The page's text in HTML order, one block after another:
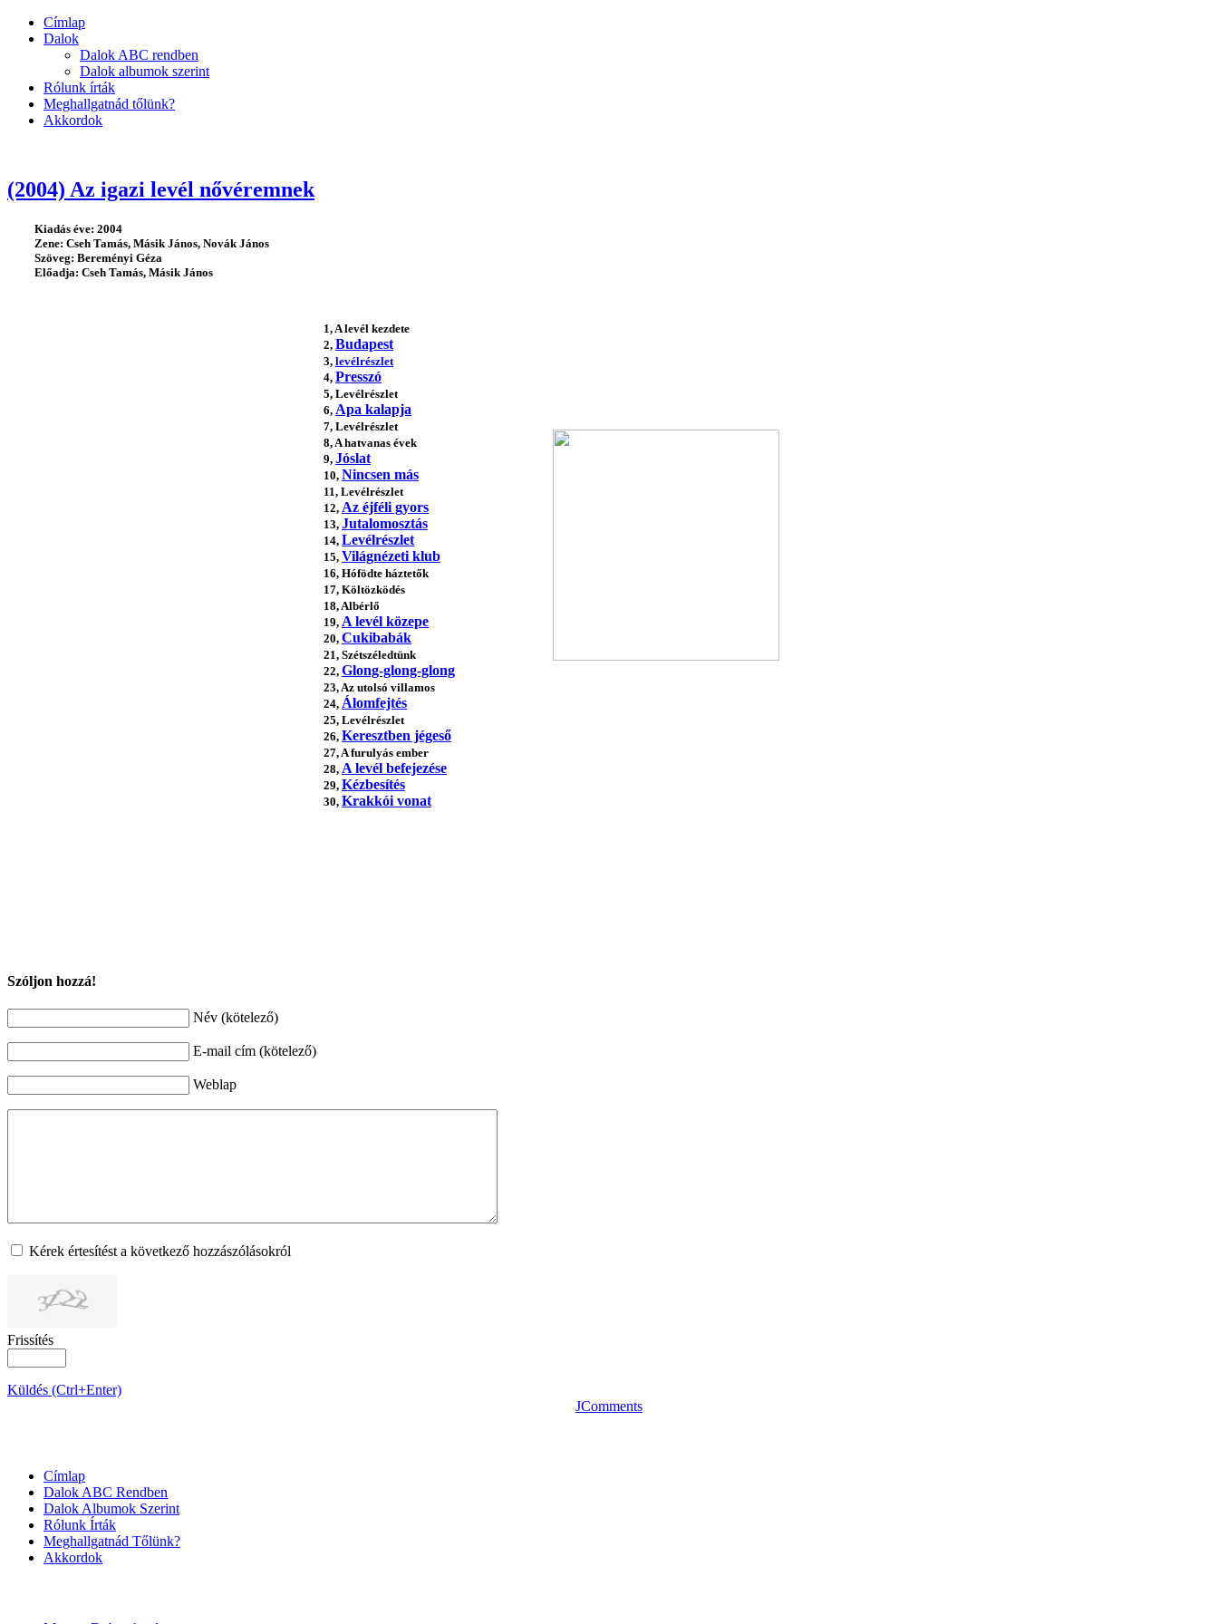
Címlap
Dalok
Dalok ABC rendben
Dalok albumok szerint
Rólunk írták
Meghallgatnád tőlünk?
Akkordok
(2004) Az igazi levél nővéremnek
Kiadás éve: 2004
Zene: Cseh Tamás, Másik János, Novák János
Szöveg: Bereményi Géza
Előadja: Cseh Tamás, Másik János
1, A levél kezdete
2, Budapest
3, levélrészlet
4, Presszó
5, Levélrészlet
6, Apa kalapja
7, Levélrészlet
8, A hatvanas évek
9, Jóslat
10, Nincsen más
11, Levélrészlet
12, Az éjféli gyors
13, Jutalomosztás
14, Levélrészlet
15, Világnézeti klub
16, Hófödte háztetők
17, Költözködés
18, Albérlő
19, A levél közepe
20, Cukibabák
21, Szétszéledtünk
22, Glong-glong-glong
23, Az utolsó villamos
24, Álomfejtés
25, Levélrészlet
26, Keresztben jégeső
27, A furulyás ember
28, A levél befejezése
29, Kézbesítés
30, Krakkói vonat
Szóljon hozzá!
Név (kötelező)
E-mail cím (kötelező)
Weblap
Kérek értesítést a következő hozzászólásokról
Frissítés
Küldés (Ctrl+Enter)
JComments
Címlap
Dalok ABC Rendben
Dalok Albumok Szerint
Rólunk Írták
Meghallgatnád Tőlünk?
Akkordok